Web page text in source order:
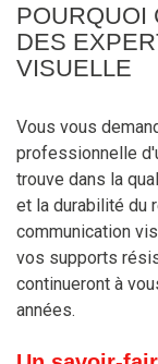
POURQUOI
DES
VISUELLE
Vous vous
professionnelle
trouve dans la
et la durabilité du
communication
vos supports
continueront à
années.